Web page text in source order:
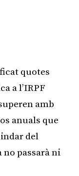
quotes
a l’IRPF
amb
anuals que
del
no passarà ni